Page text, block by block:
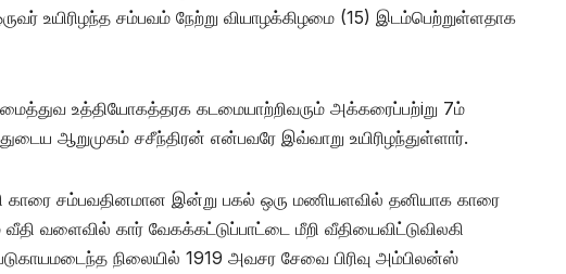
உயிரிழந்த சம்பவம் நேற்று வியாழக்கிழமை (15) இடம்பெற்றுள்ளதாக
உத்தியோகத்தரக கடமையாற்றிவரும் அக்கரைப்பற்iறு 7ம்
ஆறுமுகம் சசீந்திரன் என்பவரே இவ்வாறு உயிரிழந்துள்ளார்.
காரை சம்பவதினமான இன்று பகல் ஒரு மணியளவில் தனியாக காரை
வளைவில் கார் வேகக்கட்டுப்பாட்டை மீறி வீதியைவிட்டுவிலகி
நிலையில் 1919 அவசர சேவை பிரிவு அம்பிலன்ஸ்